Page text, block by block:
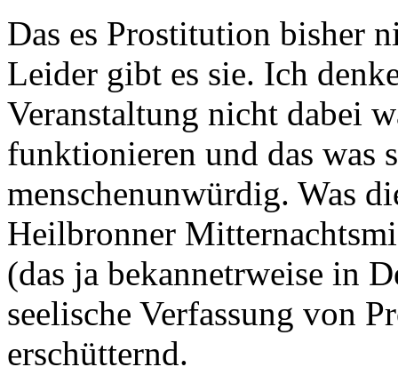
Das es Prostitution bisher
Leider gibt es sie. Ich
Veranstaltung nicht dabei
funktionieren und das was
menschenunwürdig. Was
Heilbronner
(das ja bekannetrweise in
seelische Verfassung von
erschütternd.